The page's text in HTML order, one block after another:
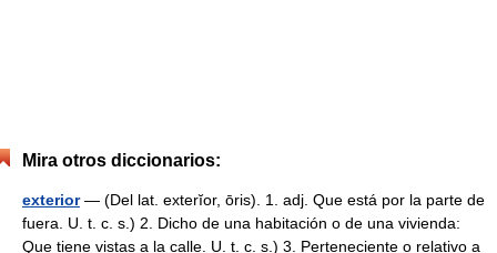
Mira otros diccionarios:
exterior— (Del lat. exterĭor, ōris). 1. adj. Que está por la parte de
fuera. U. t. c. s.) 2. Dicho de una habitación o de una vivienda:
Que tiene vistas a la calle. U. t. c. s.) 3. Perteneciente o relativo a